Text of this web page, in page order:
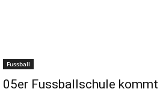
Fussball
05er Fussballschule